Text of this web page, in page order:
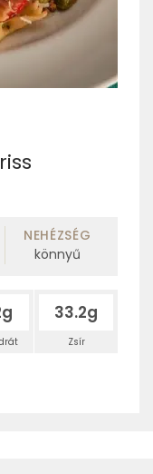
NEHÉZSÉG
könnyű
33.2g
Zsír